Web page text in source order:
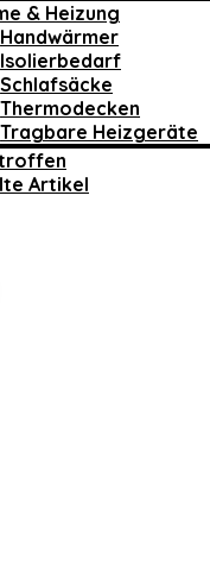
& Heizung
Handwärmer
Isolierbedarf
Schlafsäcke
Thermodecken
Tragbare Heizgeräte
Artikel